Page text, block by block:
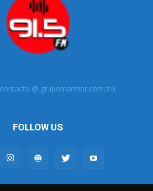
contacto @ grupomarmor.com.mx
FOLLOW US